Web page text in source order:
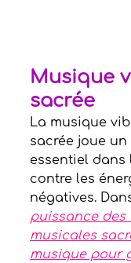
Musique
sacrée
La musique
sacrée joue un
essentiel
contre les
négatives.
puissance des
musicales
musique pour